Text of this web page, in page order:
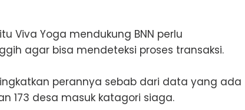
Viva Yoga mendukung BNN perlu
agar bisa mendeteksi proses transaksi.
perannya sebab dari data yang ada
173 desa masuk katagori siaga.